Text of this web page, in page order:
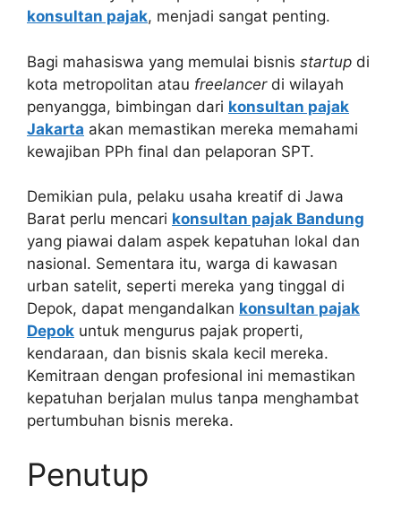
konsultan pajak, menjadi sangat penting.
Bagi mahasiswa yang memulai bisnis startup di
kota metropolitan atau freelancerdi wilayah
penyangga, bimbingan dari konsultan pajak
Jakarta akan memastikan mereka memahami
kewajiban PPh final dan pelaporan SPT.
Demikian pula, pelaku usaha kreatif di Jawa
Barat perlu mencari konsultan pajak Bandung
yang piawai dalam aspek kepatuhan lokal dan
nasional. Sementara itu, warga di kawasan
urban satelit, seperti mereka yang tinggal di
Depok, dapat mengandalkan konsultan pajak
Depok untuk mengurus pajak properti,
kendaraan, dan bisnis skala kecil mereka.
Kemitraan dengan profesional ini memastikan
kepatuhan berjalan mulus tanpa menghambat
pertumbuhan bisnis mereka.
Penutup